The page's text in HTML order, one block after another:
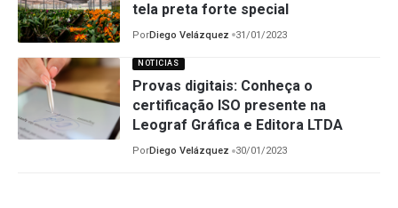
tela preta forte special
PorDiego Velázquez 31/01/2023
NOTICIAS
Provas digitais: Conheça o
certificação ISO presente na
Leograf Gráfica e Editora LTDA
PorDiego Velázquez 30/01/2023